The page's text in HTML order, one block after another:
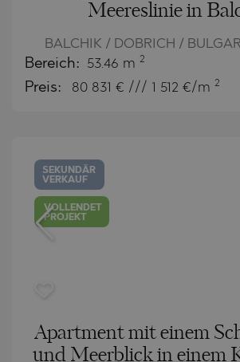
Meereslinie in
BALCHIK / DOBRICH /
Bereich: 53.46 m 2
Preis: 80 831 € /// 1 512 €/m 2
SEKUNDÄR
VERKAUF
VOLLENDET
PROJEKT
Apartment mit einem
und Meerblick in einem